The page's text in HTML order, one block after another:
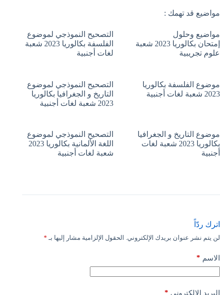
مواضيع قد تهمك :
مواضيع وحلول
إمتحان بكالوريا 2023 شعبة
علوم تجريبية
التصحيح النموذجي لموضوع
الفلسفة بكالوريا 2023 شعبة
لغات أجنبية
موضوع الفلسفة بكالوريا
2023 شعبة لغات أجنبية
التصحيح النموذجي لموضوع
التاريخ و الجغرافيا بكالوريا
2023 شعبة لغات أجنبية
موضوع التاريخ و الجغرافيا
بكالوريا 2023 شعبة لغات
أجنبية
التصحيح النموذجي لموضوع
اللغة الألمانية بكالوريا 2023
شعبة لغات أجنبية
اترك ردّاً
لن يتم نشر عنوان بريدك الإلكتروني. الحقول الإلزامية مشار إليها بـ *
الاسم *
البريد الإلكتروني *